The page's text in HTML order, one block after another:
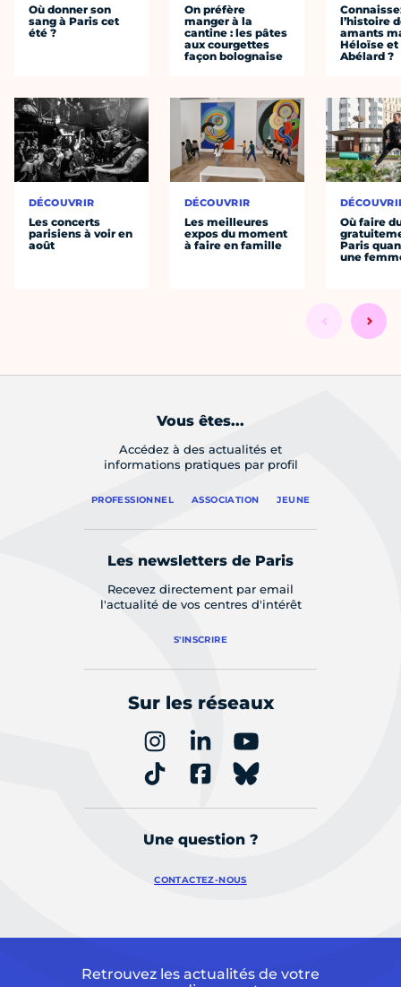
Où donner son
sang à Paris cet
été ?
DÉCOUVRIR
Les concerts
parisiens à voir en
août
On préfère
manger à la
cantine : les pâtes
aux courgettes
façon bolognaise
DÉCOUVRIR
Les meilleures
expos du moment
à faire en famille
l’histoire
amants
Héloïse et
Abélard ?
Où faire
Paris
une
Vous êtes...
Accédez à des actualités et
informations pratiques par profil
PROFESSIONNEL ASSOCIATION JEUNE
Les newsletters de Paris
Recevez directement par email
l'actualité de vos centres d'intérêt
S'INSCRIRE
Sur les réseaux
Une question ?
CONTACTEZ-NOUS
Retrouvez les actualités de votre